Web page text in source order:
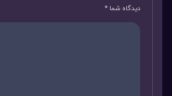
دیدگاه شما *